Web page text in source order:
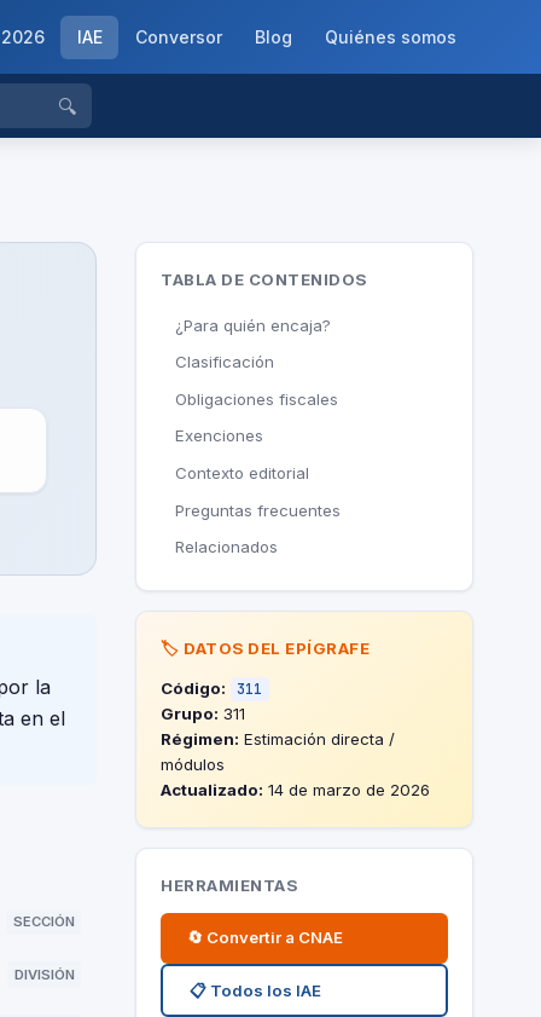
IAE Conversor Blog Quiénes somos
🔍
la
en el
SECCIÓN
DIVISIÓN
TABLA DE CONTENIDOS
¿Para quién encaja?
Clasificación
Obligaciones fiscales
Exenciones
Contexto editorial
Preguntas frecuentes
Relacionados
🏷️ DATOS DEL EPÍGRAFE
Código:
311
Grupo: 311
Régimen: Estimación directa /
módulos
Actualizado: 14 de marzo de 2026
HERRAMIENTAS
🔄 Convertir a CNAE
📋 Todos los IAE